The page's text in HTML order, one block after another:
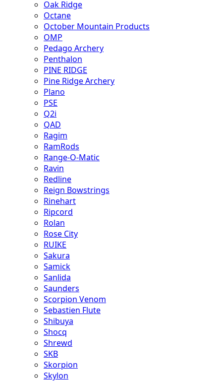
Oak Ridge
Octane
October Mountain Products
OMP
Pedago Archery
Penthalon
PINE RIDGE
Pine Ridge Archery
Plano
PSE
Q2i
QAD
Ragim
RamRods
Range-O-Matic
Ravin
Redline
Reign Bowstrings
Rinehart
Ripcord
Rolan
Rose City
RUIKE
Sakura
Samick
Sanlida
Saunders
Scorpion Venom
Sebastien Flute
Shibuya
Shocq
Shrewd
SKB
Skorpion
Skylon